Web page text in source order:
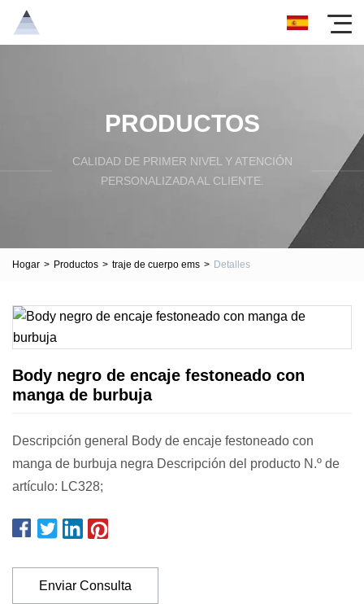
PRODUCTOS
CALIDAD DE PRIMER NIVEL Y ATENCIÓN
PERSONALIZADA AL CLIENTE.
Hogar > Productos > traje de cuerpo ems > Detalles
Body negro de encaje festoneado con
manga de burbuja
Descripción general Body de encaje festoneado con
manga de burbuja negra Descripción del producto N.º de
artículo: LC328;
Enviar Consulta